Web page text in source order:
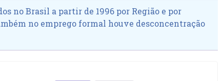
no Brasil a partir de 1996 por Região e por
no emprego formal houve desconcentração